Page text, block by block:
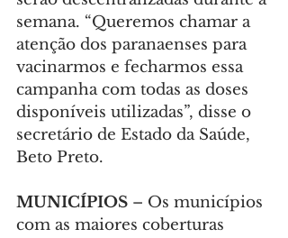
semana. “Queremos chamar a
atenção dos paranaenses para
vacinarmos e fecharmos essa
campanha com todas as doses
disponíveis utilizadas”, disse o
secretário de Estado da Saúde,
Beto Preto.
MUNICÍPIOS – Os municípios
com as maiores coberturas